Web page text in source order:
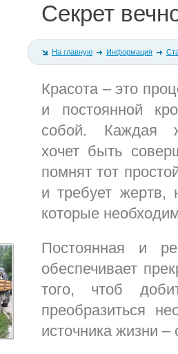
Секрет
На главную Информация
Красота – это
и постоянной
собой. Каждая
хочет быть
помнят тот
и требует
которые
Постоянная и
обеспечивает
того, чтоб
преобразиться
источника жизни –